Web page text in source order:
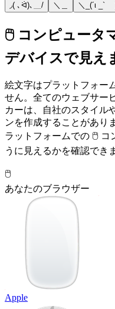
◞( ､ᐛ)､＿/
＼＿ ＼_(´ι _`
🖱️ コンピュータ
デバイスで見え
絵文字はプラットフォー
せん。全てのウェブサー
カーは、自社のスタイル
ンを作成することがあり
ラットフォームでの 🖱️ コ
うに見えるかを確認でき
🖱️
あなたのブラウザー
Apple